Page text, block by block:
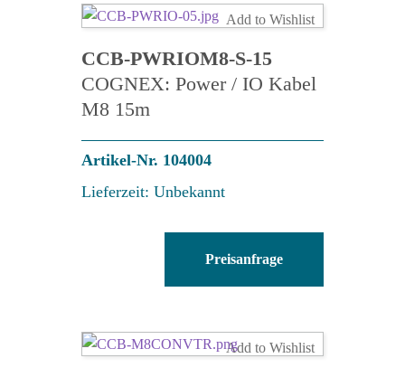
Menge
Add to Wishlist
CCB-PWRIOM8-S-15
COGNEX: Power / IO Kabel
M8 15m
Artikel-Nr. 104004
Lieferzeit: Unbekannt
PWRIOM8-
S-
Menge
Preisanfrage
Add to Wishlist